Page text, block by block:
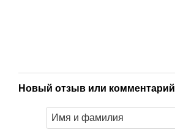
Новый отзыв или комментарий